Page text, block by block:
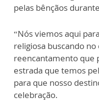
pelas bênçãos
“Nós viemos aqui
religiosa buscando
reencantamento que
estrada que temos
para que nosso
celebração.